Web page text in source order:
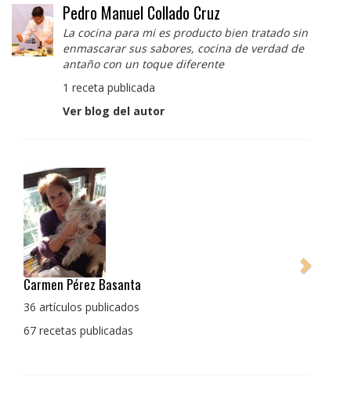
Pedro Manuel Collado Cruz
La cocina para mi es producto bien tratado sin
enmascarar sus sabores, cocina de verdad de
antaño con un toque diferente
1 receta publicada
Ver blog del autor
Pedro Manuel Collado Cruz
La cocina para mi es producto bien tratado sin
con un toque diferente